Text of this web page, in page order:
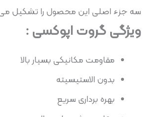
سه جزء اصلی این محصول را تشکیل
ویژگی گروت اپوکسی :
مقاومت مکانیکی بسیار بالا
بدون الاستیسیته
بهره برداری سریع